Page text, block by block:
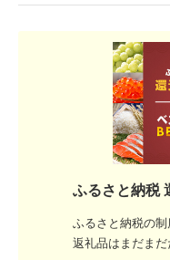
ふるさと納税
ふるさと納税の
返礼品はまだまだ